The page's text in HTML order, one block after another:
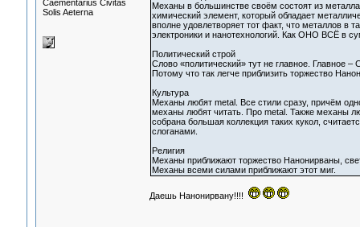
Сaementarius Civitas
Solis Aeterna
Механы в большинстве своём состоят из
химический элемент, который обладает
вполне удовлетворяет тот факт, что металлов в
электроники и нанотехнологий. Как ОНО ВСЁ в
Политический строй
Слово «политический» тут не главное.
Потому что так легче приблизить торжество
Культура
Механы любят metal. Все стили сразу, причём
механы любят читать. Про metal. Также механы
собрана большая коллекция таких кукол,
слоганами.
Религия
Механы приближают торжество Нанонирваны,
Механы всеми силами приближают этот миг.
Даешь Нанонирвану!!!!